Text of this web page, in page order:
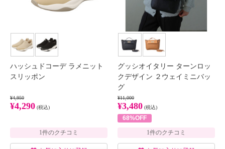
ハッシュドコーデ ラメニット
スリッポン
¥4,950
¥4,290 (税込)
1件のクチコミ
グッシオイタリー ターンロッ
クデザイン ２ウェイミニバッ
グ
¥11,000
¥3,480 (税込)
68%OFF
1件のクチコミ